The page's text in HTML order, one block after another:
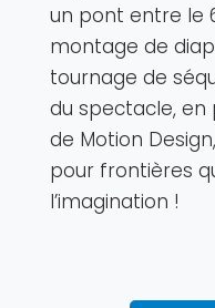
un pont entre le
montage de
tournage de
du spectacle, en
de Motion
pour frontières
l’imagination !